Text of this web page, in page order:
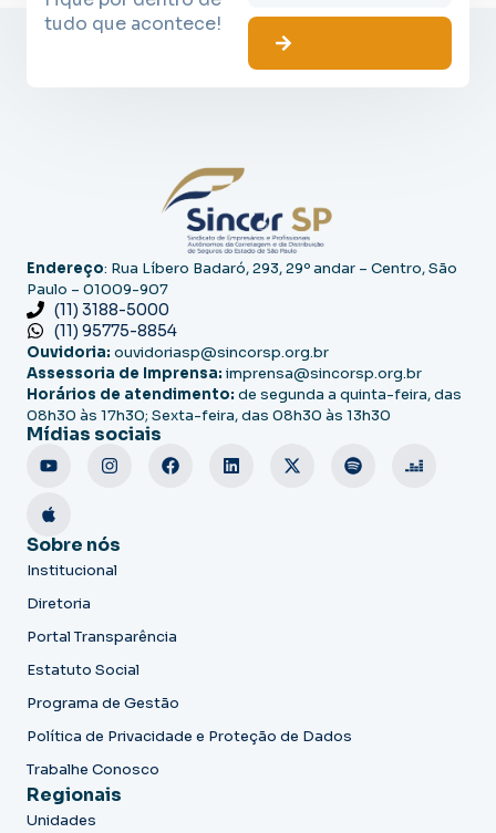
tudo que acontece!
Endereço: Rua Líbero Badaró, 293, 29º andar – Centro, São
Paulo – 01009-907
(11) 3188-5000
(11) 95775-8854
Ouvidoria: ouvidoriasp@sincorsp.org.br
Assessoria de Imprensa: imprensa@sincorsp.org.br
Horários de atendimento: de segunda a quinta-feira, das
08h30 às 17h30; Sexta-feira, das 08h30 às 13h30
Mídias sociais
Sobre nós
Institucional
Diretoria
Portal Transparência
Estatuto Social
Programa de Gestão
Política de Privacidade e Proteção de Dados
Trabalhe Conosco
Regionais
Unidades